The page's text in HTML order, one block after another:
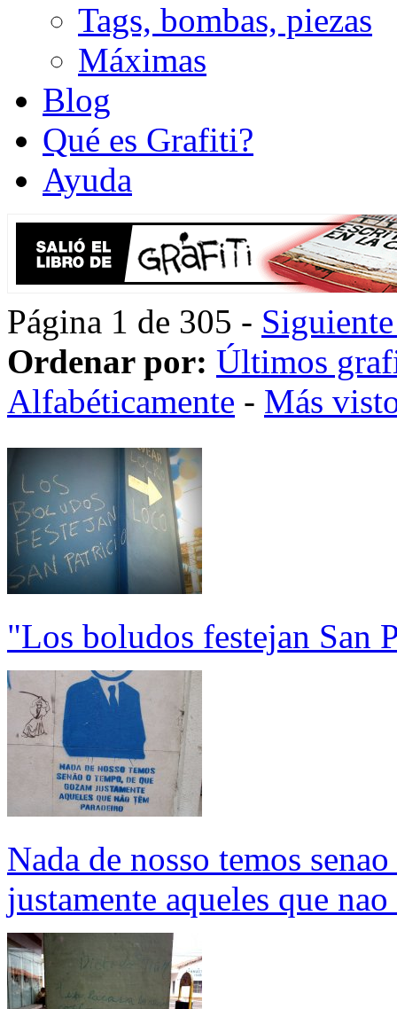
Tags, bombas, piezas
Máximas
Blog
Qué es Grafiti?
Ayuda
Página 1 de 305 -
Ordenar por: Últimos
Alfabéticamente - Más
"Los boludos festejan San
Nada de nosso temos
justamente aqueles que